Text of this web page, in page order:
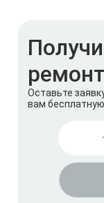
Получи
Оставьте
вам